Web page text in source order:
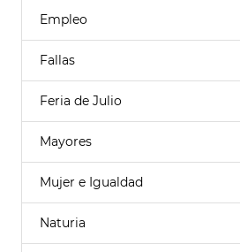
Empleo
Fallas
Feria de Julio
Mayores
Mujer e Igualdad
Naturia